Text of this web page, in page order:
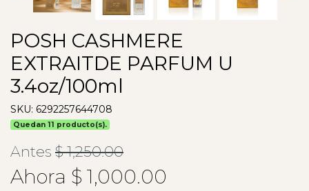
POSH CASHMERE
EXTRAITDE PARFUM U
3.4oz/100ml
SKU: 6292257644708
Quedan 11 producto(s).
Antes $ 1,250.00
Ahora $ 1,000.00